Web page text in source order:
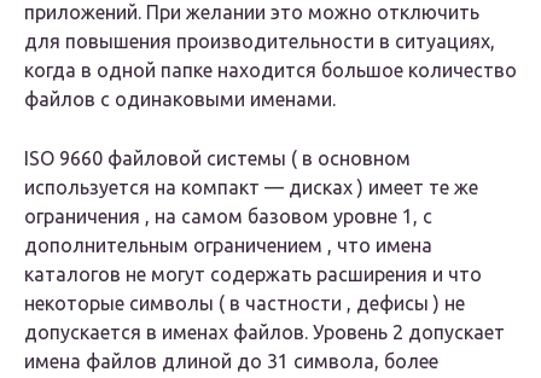
приложений. При желании это можно отключить
для повышения производительности в ситуациях,
когда в одной папке находится большое количество
файлов с одинаковыми именами.
ISO 9660 файловой системы ( в основном
используется на компакт — дисках ) имеет те же
ограничения , на самом базовом уровне 1, с
дополнительным ограничением , что имена
каталогов не могут содержать расширения и что
некоторые символы ( в частности , дефисы ) не
допускается в именах файлов. Уровень 2 допускает
имена файлов длиной до 31 символа, более